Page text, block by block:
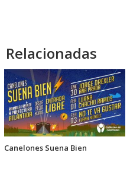
Relacionadas
Canelones Suena Bien